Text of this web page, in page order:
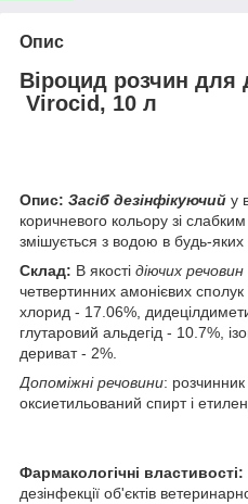
Опис
Віроцид розчин для
Virocid, 10 л
Опис: Засіб дезінфікуючий у
коричневого кольору зі
змішується з водою в будь-яких
Склад: В якості діючих речовин
четвертинних амонієвих
хлорид - 17.06%,
глутаровий альдегід - 10.7%,
дериват - 2%.
Допоміжні речовини:
оксиетильований спирт і
Фармакологічні властивості:
дезінфекції об'єктів